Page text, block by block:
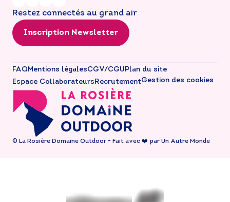
Restez connectés au grand air
Inscription Newsletter
FAQMentions légalesCGV/CGU Plan du site
Espace Collaborateurs RecrutementGestion des cookies
© La Rosière Domaine Outdoor - Fait avec ❤️ par Un Autre Monde